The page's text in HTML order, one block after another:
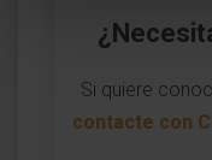
Si quiere
contacte con